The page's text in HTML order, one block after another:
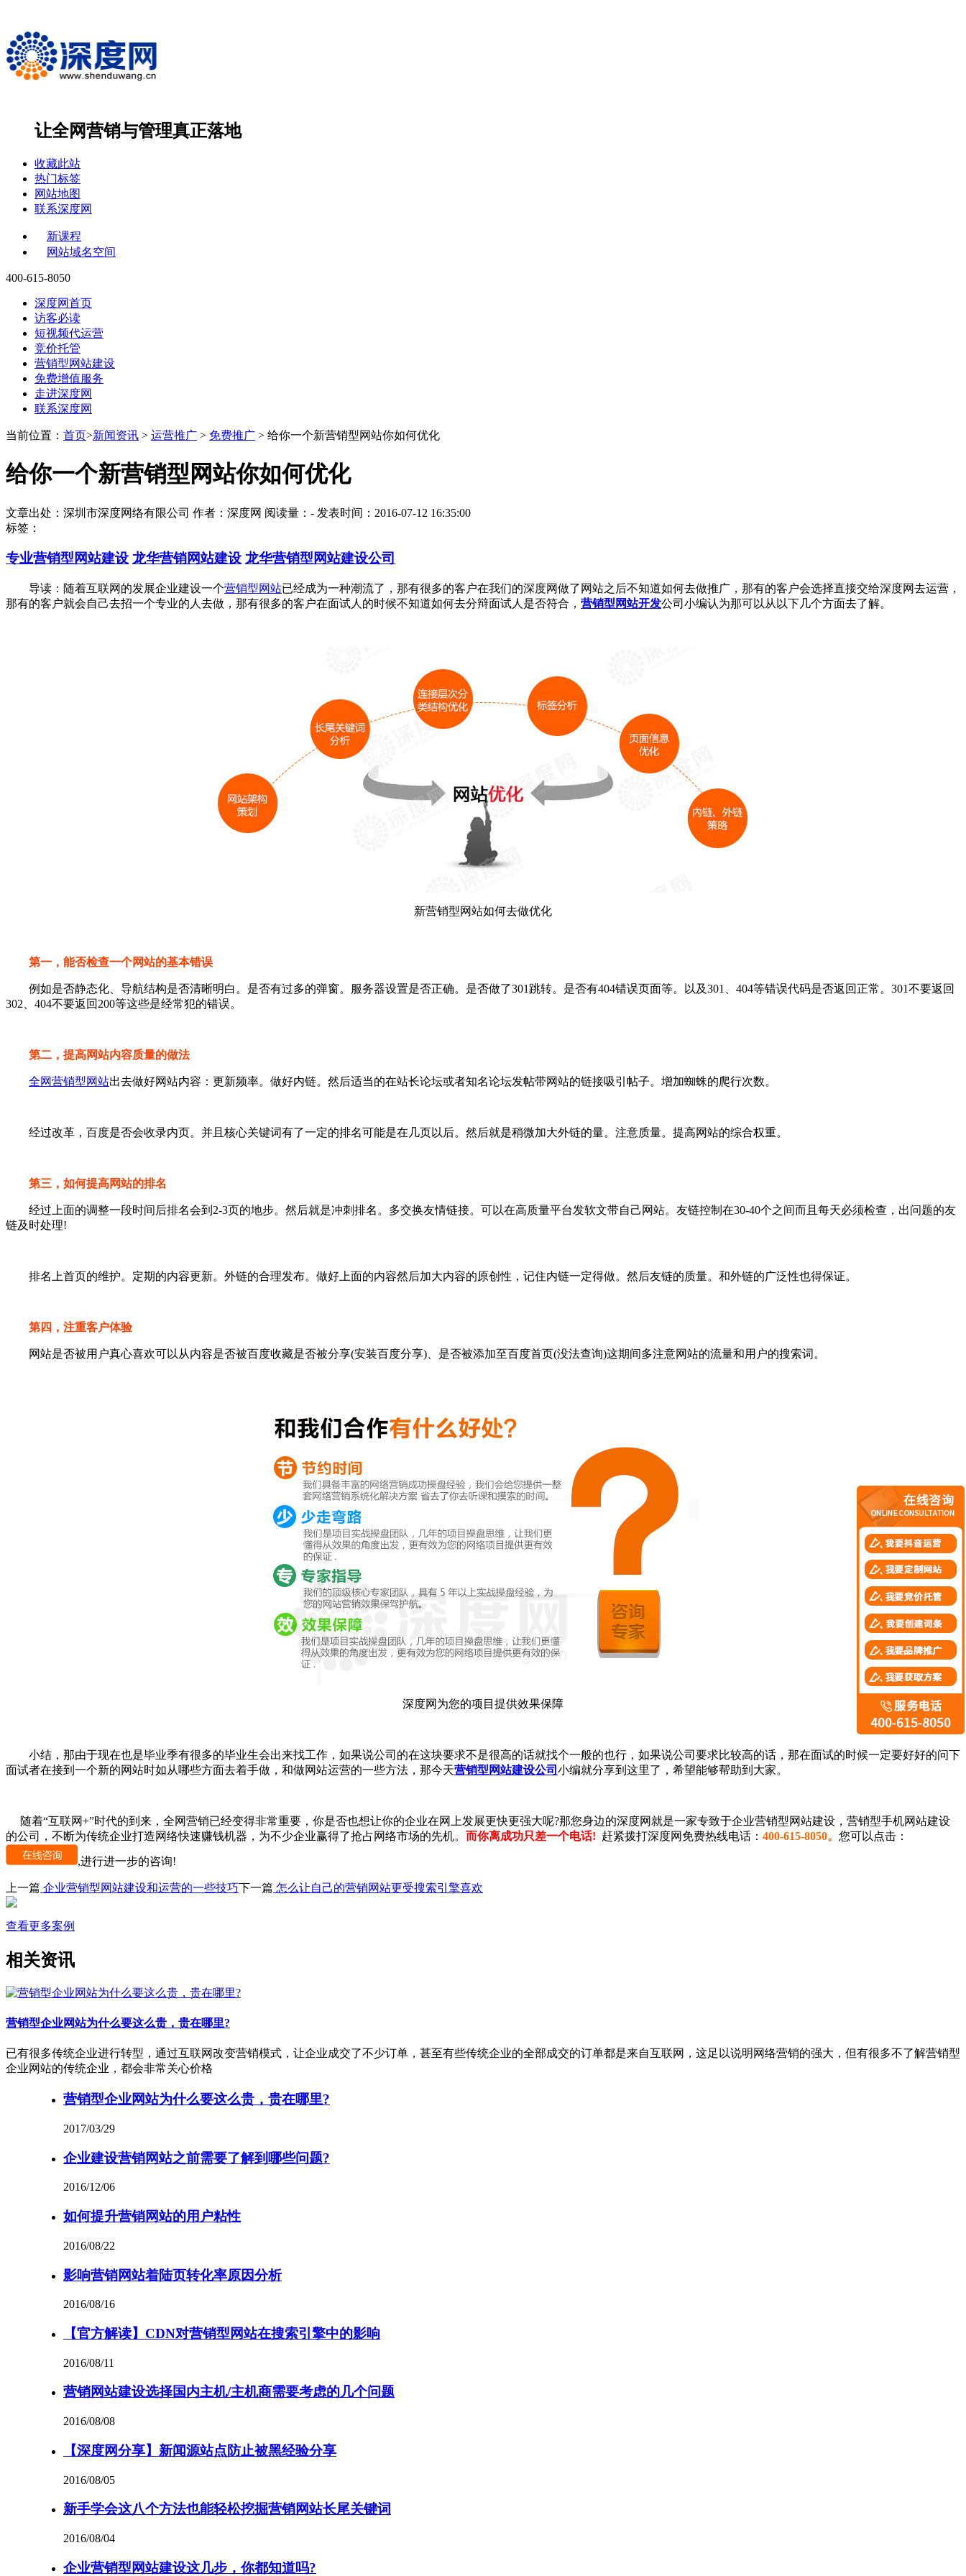
让全网营销与管理真正落地
收藏此站
热门标签
网站地图
联系深度网
新课程
网站域名空间
400-615-8050
深度网首页
访客必读
短视频代运营
竞价托管
营销型网站建设
免费增值服务
走进深度网
联系深度网
当前位置： 首页>新闻资讯 > 运营推广 > 免费推广 > 给你一个新营销型网站你如何优化
给你一个新营销型网站你如何优化
文章出处：深圳市深度网络有限公司 作者：深度网 阅读量： - 发表时间：2016-07-12 16:35:00
标签：
专业营销型网站建设 龙华营销网站建设 龙华营销型网站建设公司
导读：随着互联网的发展企业建设一个营销型网站已经成为一种潮流了，那有很多的客户在我们的深度网做了网站之后不知道如何去做推广，那有的客户会选择直接交给深度网去运营，
那有的客户就会自己去招一个专业的人去做，那有很多的客户在面试人的时候不知道如何去分辩面试人是否符合， 营销型网站开发公司小编认为那可以从以下几个方面去了解。
新营销型网站如何去做优化
第一，能否检查一个网站的基本错误
例如是否静态化、导航结构是否清晰明白。是否有过多的弹窗。服务器设置是否正确。是否做了301跳转。是否有404错误页面等。以及301、404等错误代码是否返回正常。301不要返回
302、404不要返回200等这些是经常犯的错误。
第二，提高网站内容质量的做法
全网营销型网站出去做好网站内容：更新频率。做好内链。然后适当的在站长论坛或者知名论坛发帖带网站的链接吸引帖子。增加蜘蛛的爬行次数。
经过改革，百度是否会收录内页。并且核心关键词有了一定的排名可能是在几页以后。然后就是稍微加大外链的量。注意质量。提高网站的综合权重。
第三，如何提高网站的排名
经过上面的调整一段时间后排名会到2-3页的地步。然后就是冲刺排名。多交换友情链接。可以在高质量平台发软文带自己网站。友链控制在30-40个之间而且每天必须检查，出问题的友
链及时处理!
排名上首页的维护。定期的内容更新。外链的合理发布。做好上面的内容然后加大内容的原创性，记住内链一定得做。然后友链的质量。和外链的广泛性也得保证。
第四，注重客户体验
网站是否被用户真心喜欢可以从内容是否被百度收藏是否被分享(安装百度分享)、是否被添加至百度首页(没法查询)这期间多注意网站的流量和用户的搜索词。
深度网为您的项目提供效果保障
小结，那由于现在也是毕业季有很多的毕业生会出来找工作，如果说公司的在这块要求不是很高的话就找个一般的也行，如果说公司要求比较高的话，那在面试的时候一定要好好的问下
面试者在接到一个新的网站时如从哪些方面去着手做，和做网站运营的一些方法，那今天营销型网站建设公司 小编就分享到这里了，希望能够帮助到大家。
随着“互联网+”时代的到来，全网营销已经变得非常重要，你是否也想让你的企业在网上发展更快更强大呢?那您身边的深度网就是一家专致于企业营销型网站建设，营销型手机网站建设
的公司，不断为传统企业打造网络快速赚钱机器，为不少企业赢得了抢占网络市场的先机。 而你离成功只差一个电话! 赶紧拨打深度网免费热线电话： 400-615-8050。 您可以点击：
,进行进一步的咨询!
上一篇 企业营销型网站建设和运营的一些技巧下一篇 怎么让自己的营销网站更受搜索引擎喜欢
查看更多案例
相关资讯
营销型企业网站为什么要这么贵，贵在哪里?
已有很多传统企业进行转型，通过互联网改变营销模式，让企业成交了不少订单，甚至有些传统企业的全部成交的订单都是来自互联网，这足以说明网络营销的强大，但有很多不了解营销型
企业网站的传统企业，都会非常关心价格
营销型企业网站为什么要这么贵，贵在哪里?
2017/03/29
企业建设营销网站之前需要了解到哪些问题?
2016/12/06
如何提升营销网站的用户粘性
2016/08/22
影响营销网站着陆页转化率原因分析
2016/08/16
【官方解读】CDN对营销型网站在搜索引擎中的影响
2016/08/11
营销网站建设选择国内主机/主机商需要考虑的几个问题
2016/08/08
【深度网分享】新闻源站点防止被黑经验分享
2016/08/05
新手学会这八个方法也能轻松挖掘营销网站长尾关键词
2016/08/04
企业营销型网站建设这几步，你都知道吗?